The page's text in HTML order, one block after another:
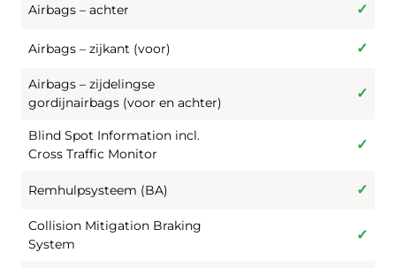
Airbags – achter
Airbags – zijkant (voor)
Airbags – zijdelingse
gordijnairbags (voor en achter)
Blind Spot Information incl.
Cross Traffic Monitor
Remhulpsysteem (BA)
Collision Mitigation Braking
System